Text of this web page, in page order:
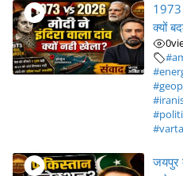
1973
क्यों
0
जयपुर